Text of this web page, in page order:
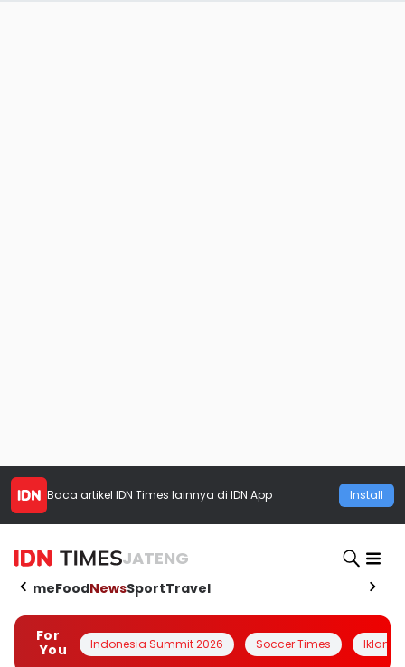
Baca artikel IDN Times lainnya di IDN App Install
JATENG
HomeFoodNewsSportTravel
For
You
Indonesia Summit 2026 Soccer Times Iklanin